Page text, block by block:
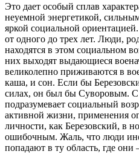
Это дает особый сплав
неуемной энергетикой,
яркой социальной
от одного до трех лет. Люди,
находятся в этом социальном
них выходят выдающиеся
великолепно приживаются в
каша, и сон. Если бы
силах, он был бы Суворовым. С
подразумевает социальный
активной жизни, применения
личности, как Березовский, в
ошибочным. Жаль, что люди
попадают в ту область, где они